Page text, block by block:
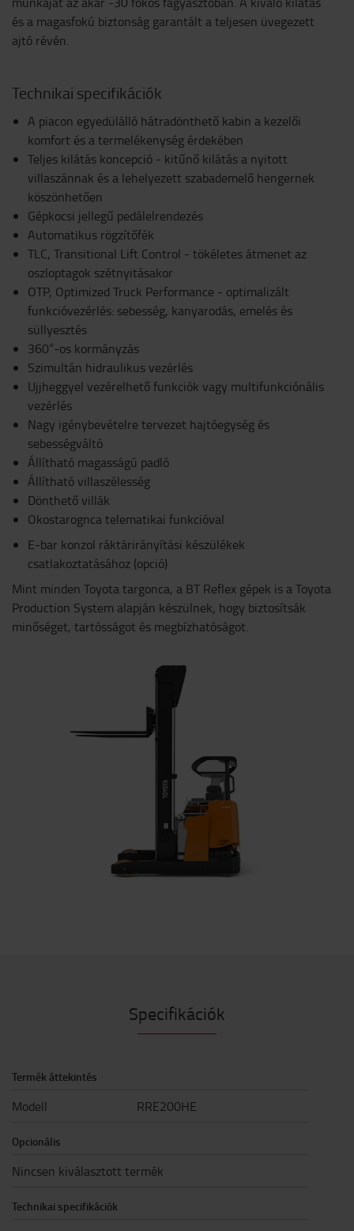
és a magasfokú biztonság garantált a teljesen üvegezett
ajtó révén.
Technikai specifikációk
A piacon egyedülálló hátradönthető kabin a kezelői
komfort és a termelékenység érdekében
Teljes kilátás koncepció - kitűnő kilátás a nyitott
villaszánnak és a lehelyezett szabademelő hengernek
köszönhetően
Gépkocsi jellegű pedálelrendezés
Automatikus rögzítőfék
TLC, Transitional Lift Control - tökéletes átmenet az
oszloptagok szétnyitásakor
OTP, Optimized Truck Performance - optimalizált
funkcióvezérlés: sebesség, kanyarodás, emelés és
süllyesztés
360°-os kormányzás
Szimultán hidraulikus vezérlés
Ujjheggyel vezérelhető funkciók vagy multifunkciónális
vezérlés
Nagy igénybevételre tervezet hajtóegység és
sebességváltó
Állítható magasságú padló
Állítható villaszélesség
Dönthető villák
Okostarognca telematikai funkcióval
E-bar konzol ráktárirányítási készülékek
csatlakoztatásához (opció)
Mint minden Toyota targonca, a BT Reflex gépek is a Toyota
Production System alapján készülnek, hogy biztosítsák
minőséget, tartósságot és megbízhatóságot.
Specifikációk
Termék áttekintés
Modell RRE200HE
Opcionális
Nincsen kiválasztott termék
Technikai specifikációk